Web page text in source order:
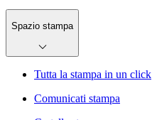
Spazio stampa
Tutta la stampa in un click
Comunicati stampa